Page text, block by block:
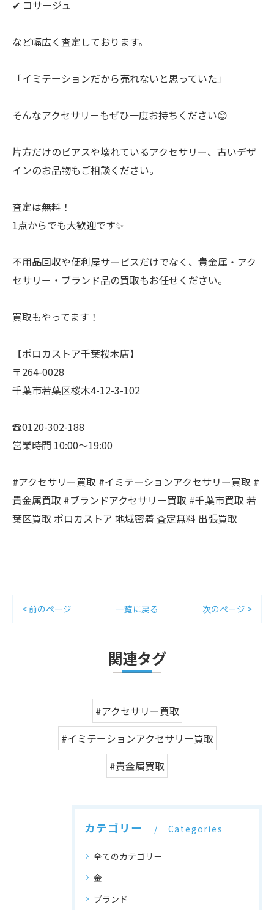
✔ コサージュ
など幅広く査定しております。
「イミテーションだから売れないと思っていた」
そんなアクセサリーもぜひ一度お持ちください😊
片方だけのピアスや壊れているアクセサリー、古いデザ
インのお品物もご相談ください。
査定は無料！
1点からでも大歓迎です✨
不用品回収や便利屋サービスだけでなく、貴金属・アク
セサリー・ブランド品の買取もお任せください。
買取もやってます！
【ポロカストア千葉桜木店】
〒264-0028
千葉市若葉区桜木4-12-3-102
☎0120-302-188
営業時間 10:00〜19:00
#アクセサリー買取 #イミテーションアクセサリー買取 #
貴金属買取 #ブランドアクセサリー買取 #千葉市買取 若
葉区買取 ポロカストア 地域密着 査定無料 出張買取
< 前のページ 一覧に戻る 次のページ >
関連タグ
#アクセサリー買取
#イミテーションアクセサリー買取
#貴金属買取
カテゴリー Categories
全てのカテゴリー
金
ブランド